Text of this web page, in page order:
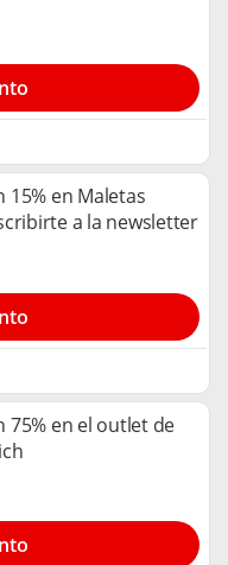
15% en Maletas
a la newsletter
75% en el outlet de